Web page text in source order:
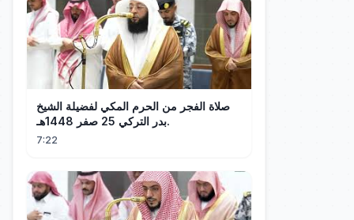
صلاة الفجر من الحرم المكي لفضيلة الشيخ
بدر التركي 25 صفر 1448هـ.
7:22